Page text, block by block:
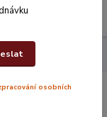
Osuška ekonom žlutá
osobních